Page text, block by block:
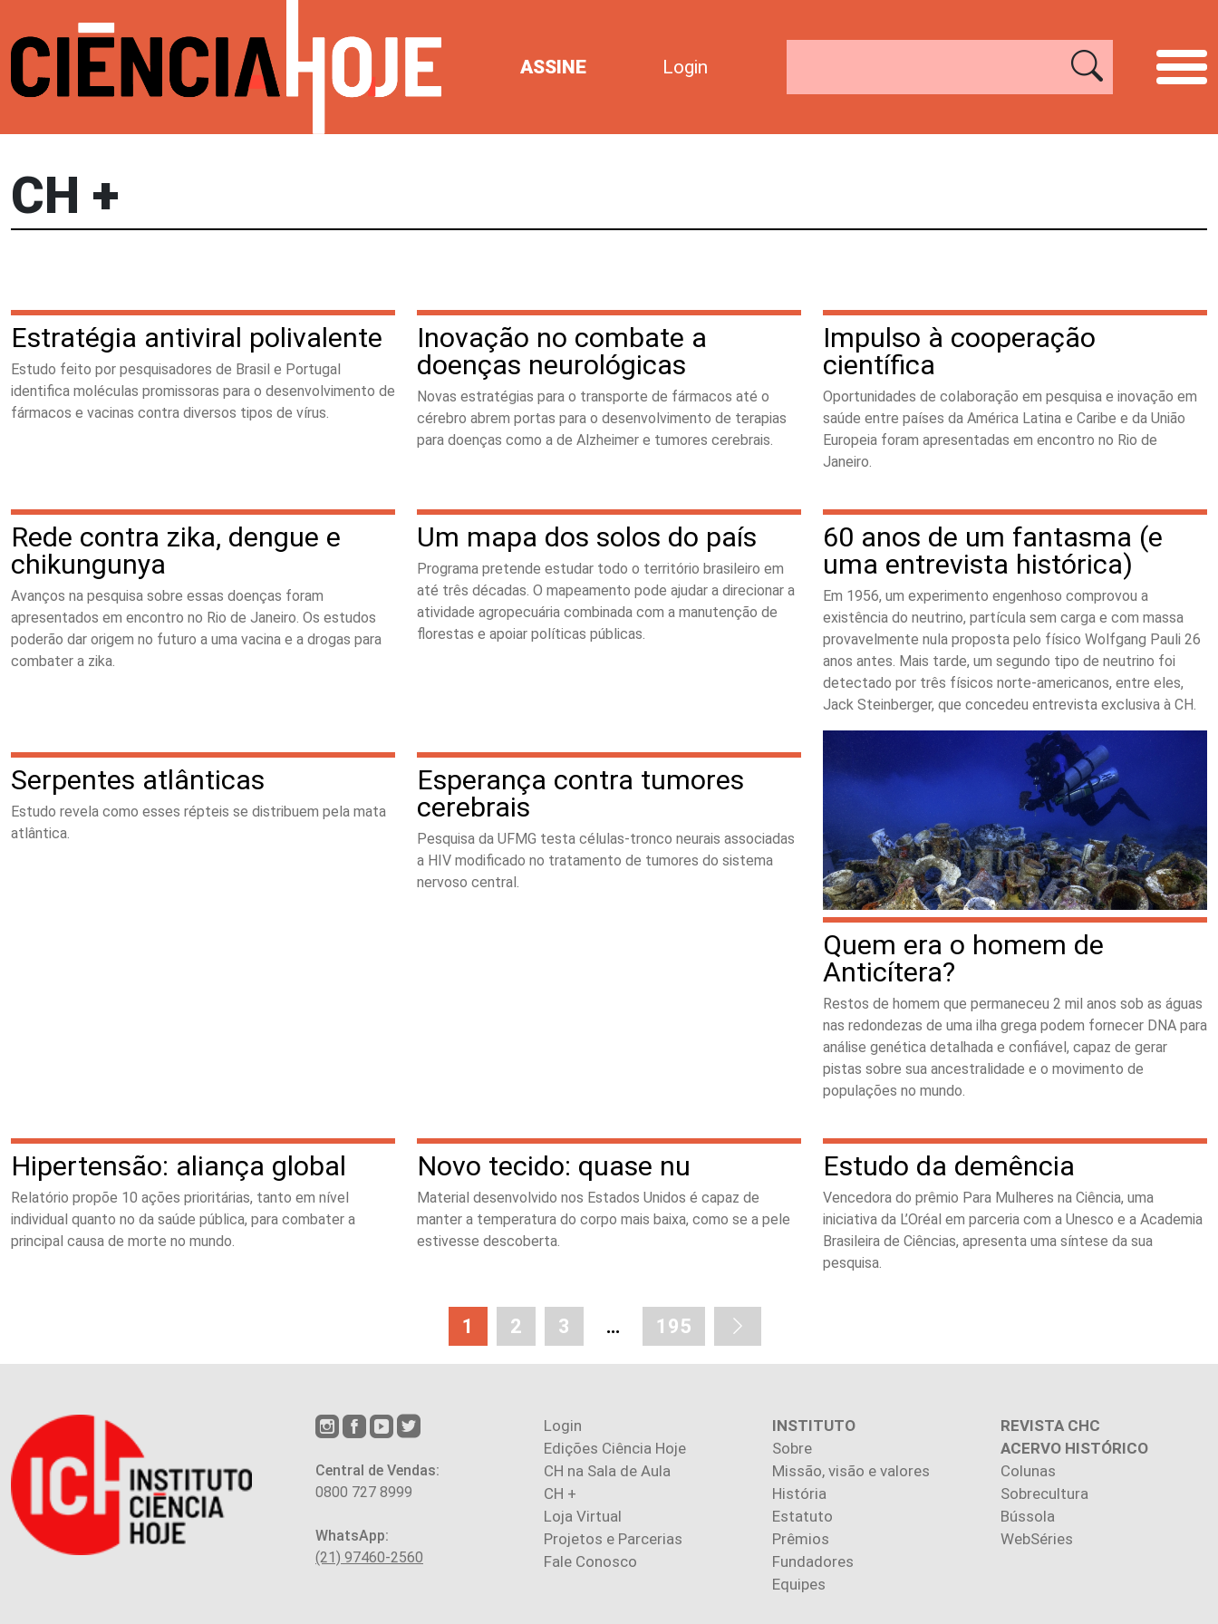
ASSINE Login
CH +
Estratégia antiviral polivalente
Estudo feito por pesquisadores de Brasil e Portugal
identifica moléculas promissoras para o desenvolvimento de
fármacos e vacinas contra diversos tipos de vírus.
Inovação no combate a
doenças neurológicas
Novas estratégias para o transporte de fármacos até o
cérebro abrem portas para o desenvolvimento de terapias
para doenças como a de Alzheimer e tumores cerebrais.
Impulso à cooperação
científica
Oportunidades de colaboração em pesquisa e inovação em
saúde entre países da América Latina e Caribe e da União
Europeia foram apresentadas em encontro no Rio de
Janeiro.
Rede contra zika, dengue e
chikungunya
Avanços na pesquisa sobre essas doenças foram
apresentados em encontro no Rio de Janeiro. Os estudos
poderão dar origem no futuro a uma vacina e a drogas para
combater a zika.
Um mapa dos solos do país
Programa pretende estudar todo o território brasileiro em
até três décadas. O mapeamento pode ajudar a direcionar a
atividade agropecuária combinada com a manutenção de
florestas e apoiar políticas públicas.
60 anos de um fantasma (e
uma entrevista histórica)
Em 1956, um experimento engenhoso comprovou a
existência do neutrino, partícula sem carga e com massa
provavelmente nula proposta pelo físico Wolfgang Pauli 26
anos antes. Mais tarde, um segundo tipo de neutrino foi
detectado por três físicos norte-americanos, entre eles,
Jack Steinberger, que concedeu entrevista exclusiva à CH.
Serpentes atlânticas
Estudo revela como esses répteis se distribuem pela mata
atlântica.
Esperança contra tumores
cerebrais
Pesquisa da UFMG testa células-tronco neurais associadas
a HIV modificado no tratamento de tumores do sistema
nervoso central.
Quem era o homem de
Anticítera?
Restos de homem que permaneceu 2 mil anos sob as águas
nas redondezas de uma ilha grega podem fornecer DNA para
análise genética detalhada e confiável, capaz de gerar
pistas sobre sua ancestralidade e o movimento de
populações no mundo.
Hipertensão: aliança global
Relatório propõe 10 ações prioritárias, tanto em nível
individual quanto no da saúde pública, para combater a
principal causa de morte no mundo.
Novo tecido: quase nu
Material desenvolvido nos Estados Unidos é capaz de
manter a temperatura do corpo mais baixa, como se a pele
estivesse descoberta.
Estudo da demência
Vencedora do prêmio Para Mulheres na Ciência, uma
iniciativa da L’Oréal em parceria com a Unesco e a Academia
Brasileira de Ciências, apresenta uma síntese da sua
pesquisa.
1 2 3 … 195
Central de Vendas:
0800 727 8999
WhatsApp:
(21) 97460-2560
Login
Edições Ciência Hoje
CH na Sala de Aula
CH +
Loja Virtual
Projetos e Parcerias
Fale Conosco
INSTITUTO
Sobre
Missão, visão e valores
História
Estatuto
Prêmios
Fundadores
Equipes
REVISTA CHC
ACERVO HISTÓRICO
Colunas
Sobrecultura
Bússola
WebSéries